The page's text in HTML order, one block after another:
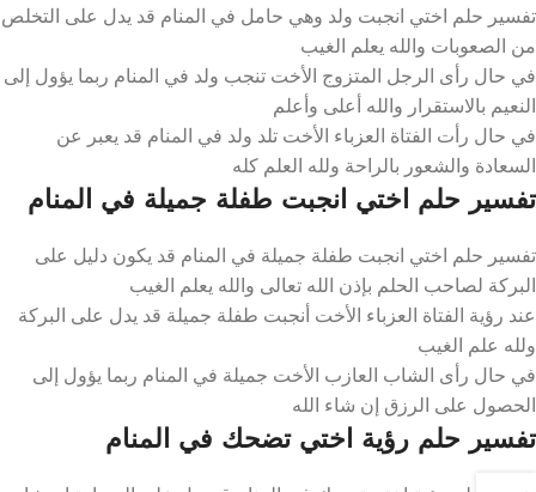
تفسير حلم اختي انجبت ولد وهي حامل في المنام قد يدل على التخلص
من الصعوبات والله يعلم الغيب
في حال رأى الرجل المتزوج الأخت تنجب ولد في المنام ربما يؤول إلى
النعيم بالاستقرار والله أعلى وأعلم
في حال رأت الفتاة العزباء الأخت تلد ولد في المنام قد يعبر عن
السعادة والشعور بالراحة ولله العلم كله
تفسير حلم اختي انجبت طفلة جميلة في المنام
تفسير حلم اختي انجبت طفلة جميلة في المنام قد يكون دليل على
البركة لصاحب الحلم بإذن الله تعالى والله يعلم الغيب
عند رؤية الفتاة العزباء الأخت أنجبت طفلة جميلة قد يدل على البركة
ولله علم الغيب
في حال رأى الشاب العازب الأخت جميلة في المنام ربما يؤول إلى
الحصول على الرزق إن شاء الله
تفسير حلم رؤية اختي تضحك في المنام